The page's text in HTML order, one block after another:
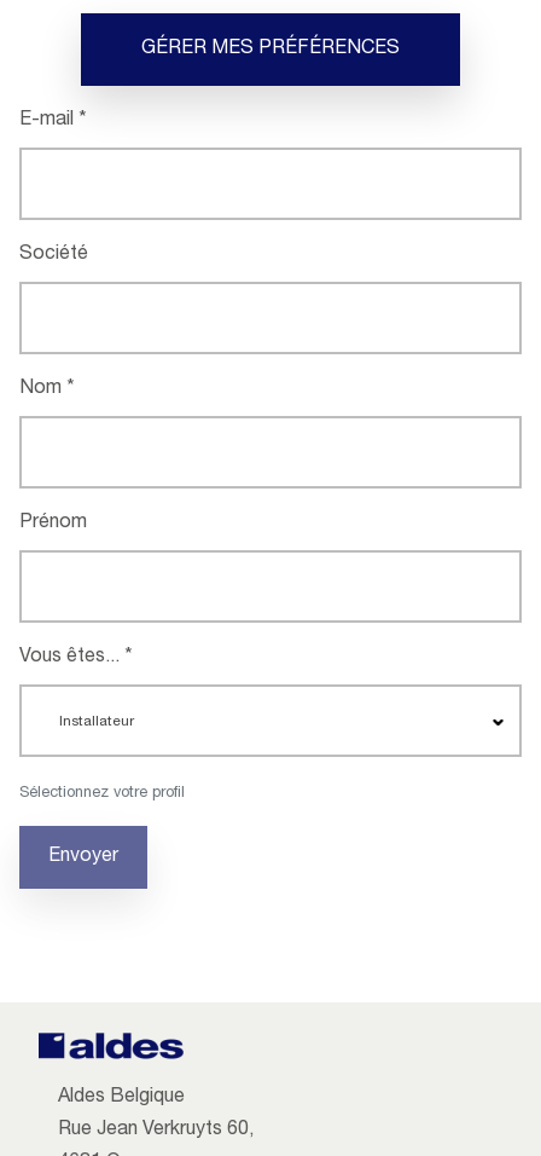
GÉRER MES PRÉFÉRENCES
E-mail
Société
Nom
Prénom
Vous êtes...
Installateur
Sélectionnez votre profil
Envoyer
Aldes Belgique
Rue Jean Verkruyts 60,